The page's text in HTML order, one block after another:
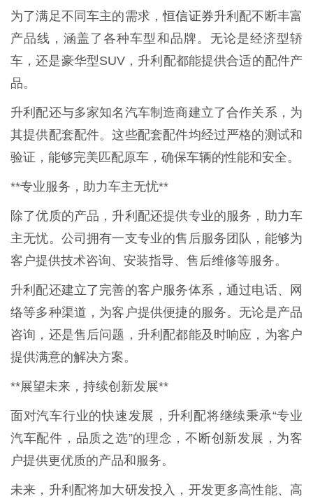
为了满足不同车主的需求，恒信证券升利配不断丰富
产品线，涵盖了各种车型和品牌。无论是经济型轿
车，还是豪华型SUV，升利配都能提供合适的配件产
品。
升利配还与多家知名汽车制造商建立了合作关系，为
其提供配套配件。这些配套配件均经过严格的测试和
验证，能够完美匹配原车，确保车辆的性能和安全。
**专业服务，助力车主无忧**
除了优质的产品，升利配还提供专业的服务，助力车
主无忧。公司拥有一支专业的售后服务团队，能够为
客户提供技术咨询、安装指导、售后维修等服务。
升利配还建立了完善的客户服务体系，通过电话、网
络等多种渠道，为客户提供便捷的服务。无论是产品
咨询，还是售后问题，升利配都能及时响应，为客户
提供满意的解决方案。
**展望未来，持续创新发展**
面对汽车行业的快速发展，升利配将继续秉承“专业
汽车配件，品质之选”的理念，不断创新发展，为客
户提供更优质的产品和服务。
未来，升利配将加大研发投入，开发更多高性能、高